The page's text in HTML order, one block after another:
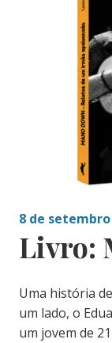
8 de setembro
Livro:
Uma história
um lado, o
um jovem de